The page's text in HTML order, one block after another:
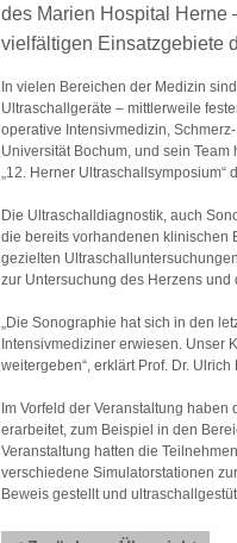
des Marien Hospital Herne
vielfältigen Einsatzgebiete
In vielen Bereichen der Medizin
Ultraschallgeräte – mittlerweile
operative Intensivmedizin,
Universität Bochum, und sein
„12. Herner
Die Ultraschalldiagnostik, auch
die bereits vorhandenen klinischen
gezielten
zur Untersuchung des Herzens und
„Die Sonographie hat sich in den
Intensivmediziner erwiesen. Unser
weitergeben“, erklärt Prof. Dr. Ulrich
Im Vorfeld der Veranstaltung
erarbeitet, zum Beispiel in den
Veranstaltung hatten die
verschiedene Simulatorstationen
Beweis gestellt und